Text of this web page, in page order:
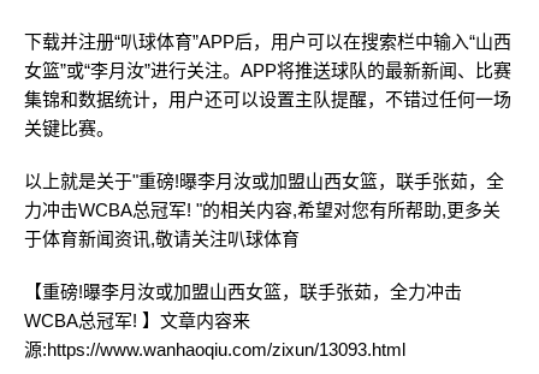
下载并注册“叭球体育”APP后，用户可以在搜索栏中输入“山西
女篮”或“李月汝”进行关注。APP将推送球队的最新新闻、比赛
集锦和数据统计，用户还可以设置主队提醒，不错过任何一场
关键比赛。
以上就是关于"重磅!曝李月汝或加盟山西女篮，联手张茹，全
力冲击WCBA总冠军! "的相关内容,希望对您有所帮助,更多关
于体育新闻资讯,敬请关注叭球体育
【重磅!曝李月汝或加盟山西女篮，联手张茹，全力冲击
WCBA总冠军! 】文章内容来
源:https://www.wanhaoqiu.com/zixun/13093.html